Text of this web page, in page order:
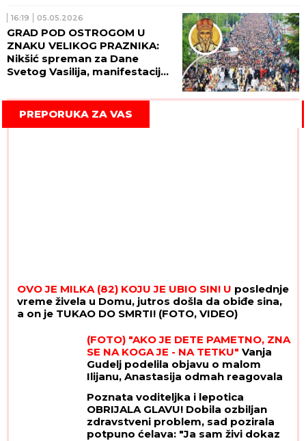
16:19 05.05.2026
GRAD POD OSTROGOM U
ZNAKU VELIKOG PRAZNIKA:
Nikšić spreman za Dane
Svetog Vasilija, manifestaciju
PREPORUKA ZA VAS
OVO JE MILKA (82) KOJU JE UBIO SIN! U poslednje
vreme živela u Domu, jutros došla da obiđe sina,
a on je TUKAO DO SMRTI! (FOTO, VIDEO)
(FOTO) "AKO JE DETE PAMETNO, ZNA
SE NA KOGA JE - NA TETKU" Vanja
Gudelj podelila objavu o malom
Ilijanu, Anastasija odmah reagovala
Poznata voditeljka i lepotica
OBRIJALA GLAVU! Dobila ozbiljan
zdravstveni problem, sad pozirala
potpuno ćelava: "Ja sam živi dokaz